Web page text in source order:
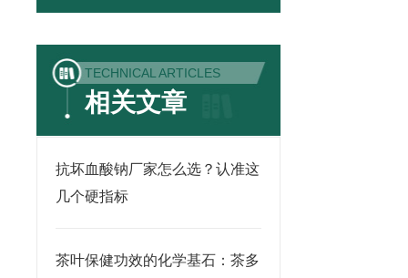
TECHNICAL ARTICLES
相关文章
抗坏血酸钠厂家怎么选？认准这
几个硬指标
茶叶保健功效的化学基石：茶多